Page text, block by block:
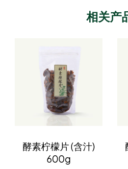
相关产
酵素柠檬片 (含汁)
600g